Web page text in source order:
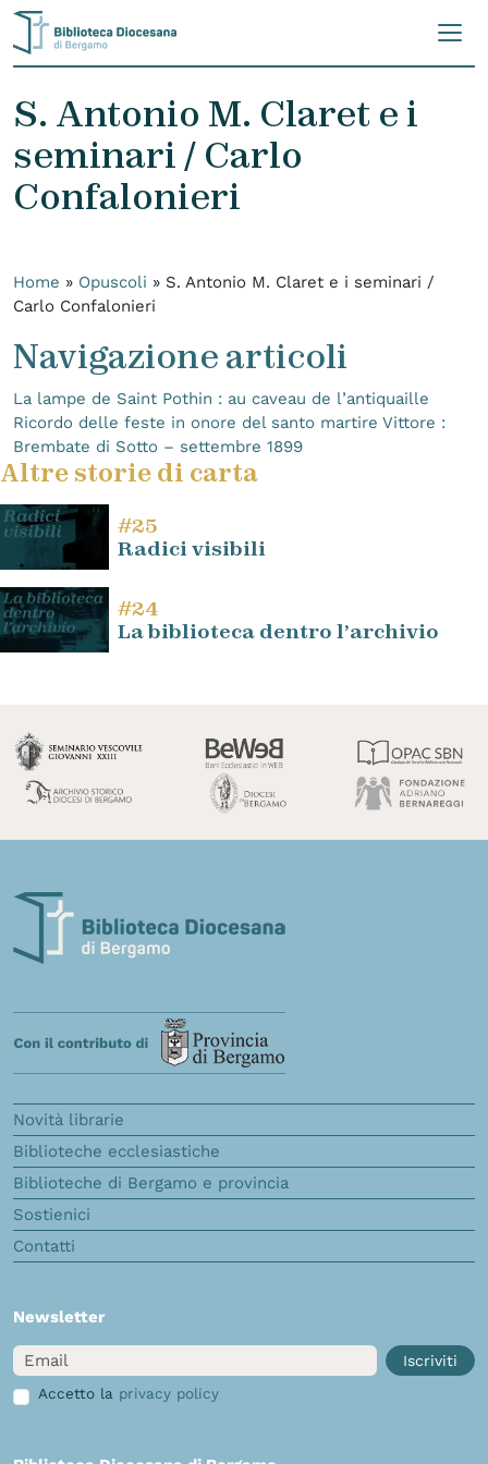
Skip to content
S. Antonio M. Claret e i
seminari / Carlo
Confalonieri
Home » Opuscoli » S. Antonio M. Claret e i seminari /
Carlo Confalonieri
Navigazione articoli
La lampe de Saint Pothin : au caveau de l’antiquaille
Ricordo delle feste in onore del santo martire Vittore :
Brembate di Sotto – settembre 1899
Altre storie di carta
#25
Radici visibili
#24
La biblioteca dentro l’archivio
Novità librarie
Biblioteche ecclesiastiche
Biblioteche di Bergamo e provincia
Sostienici
Contatti
Newsletter
Email
Iscriviti
Accetto la privacy policy